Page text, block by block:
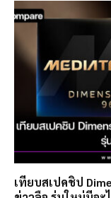
เทียบสเปคชิป